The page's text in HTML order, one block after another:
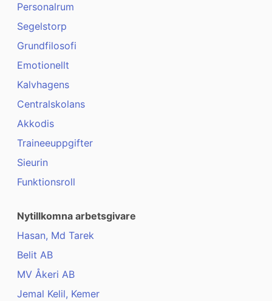
Personalrum
Segelstorp
Grundfilosofi
Emotionellt
Kalvhagens
Centralskolans
Akkodis
Traineeuppgifter
Sieurin
Funktionsroll
Nytillkomna arbetsgivare
Hasan, Md Tarek
Belit AB
MV Åkeri AB
Jemal Kelil, Kemer